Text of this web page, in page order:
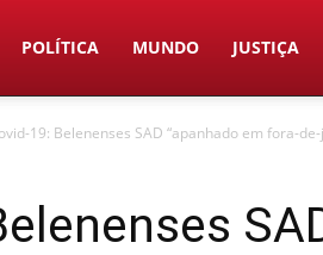
Duas
Linhas
POLÍTICA MUNDO JUSTIÇA
19: Belenenses SAD “apanhado em fora-de-